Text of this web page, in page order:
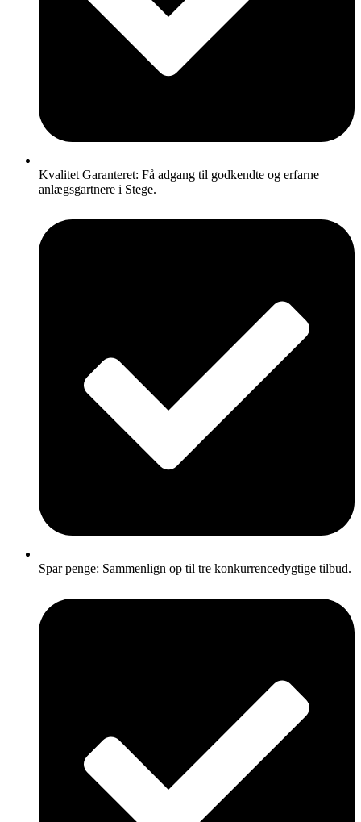
Kvalitet Garanteret: Få adgang til godkendte og erfarne
anlægsgartnere i Stege.
Spar penge: Sammenlign op til tre konkurrencedygtige tilbud.